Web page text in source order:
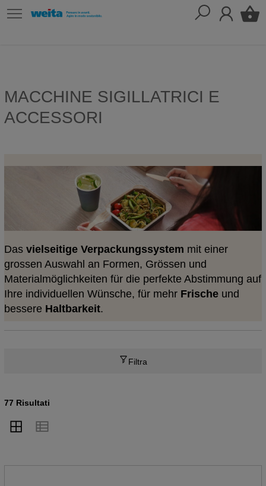
MACCHINE SIGILLATRICI E
ACCESSORI
Das vielseitige Verpackungssystem mit einer
grossen Auswahl an Formen, Grössen und
Materialmöglichkeiten für die perfekte Abstimmung auf
Ihre individuellen Wünsche, für mehr Frischeund
bessere Haltbarkeit.
Filtra
77 Risultati